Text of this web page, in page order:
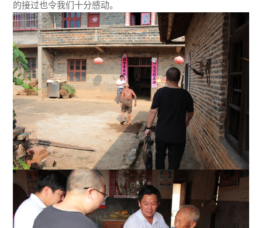
的接过也令我们十分感动。